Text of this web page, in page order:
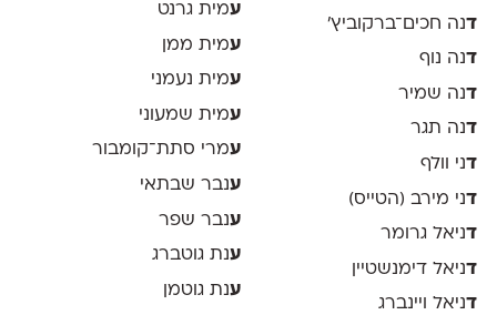
דנה חכים־ברקוביץ׳
דנה נוף
דנה שמיר
דנה תגר
דני וולף
דני מירב (הטייס)
דניאל גרומר
דניאל דימנשטיין
דניאל ויינברג
עמית גרנט
עמית ממן
עמית נעמני
עמית שמעוני
עמרי סתת־קומבור
ענבר שבתאי
ענבר שפר
ענת גוטברג
ענת גוטמן